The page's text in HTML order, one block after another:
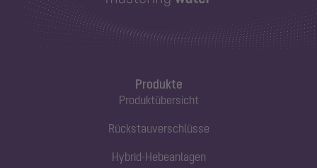
Produkte
Produktübersicht
Rückstauverschlüsse
Hybrid-Hebeanlagen